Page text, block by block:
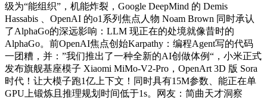
级为“能组织”，机能炸裂，Google DeepMind 的 Demis
Hassabis 、OpenAI 的o1系列焦点人物 Noam Brown 同时承认
了AlphaGo的深远影响：LLM 现正在的处境就像昔时的
AlphaGo。前OpenAI焦点创始Karpathy：编程Agent写的代码
一团糟，并：”我们推出了一种全新的AI创做体例“，小米正式
发布旗舰基座模子 Xiaomi MiMo-V2-Pro，OpenArt 3D 版 Sora
时代！让大模子跑1亿上下文！同时具有15M参数、能正在单
GPU上锻炼且推理规划时间低于1s。网友：简曲天才洞察